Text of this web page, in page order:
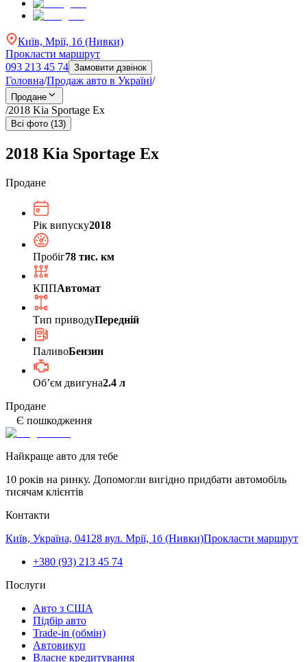
Київ, Мрії, 1б (Нивки)
Прокласти маршрут
093 213 45 74 Замовити дзвінок
Головна/Продаж авто в Україні/
Продане
/2018 Kia Sportage Ex
Всі фото (13)
2018 Kia Sportage Ex
Продане
Рік випуску2018
Пробіг78 тис. км
КППАвтомат
Тип приводуПередній
ПаливоБензин
Обʼєм двигуна2.4 л
Продане
Є пошкодження
Найкраще авто для тебе
10 років на ринку. Допомогли вигідно придбати автомобіль
тисячам клієнтів
Контакти
Київ, Україна, 04128 вул. Мрії, 1б (Нивки)Прокласти маршрут
+380 (93) 213 45 74
Послуги
Авто з США
Підбір авто
Trade-in (обмін)
Автовикуп
Власне кредитування